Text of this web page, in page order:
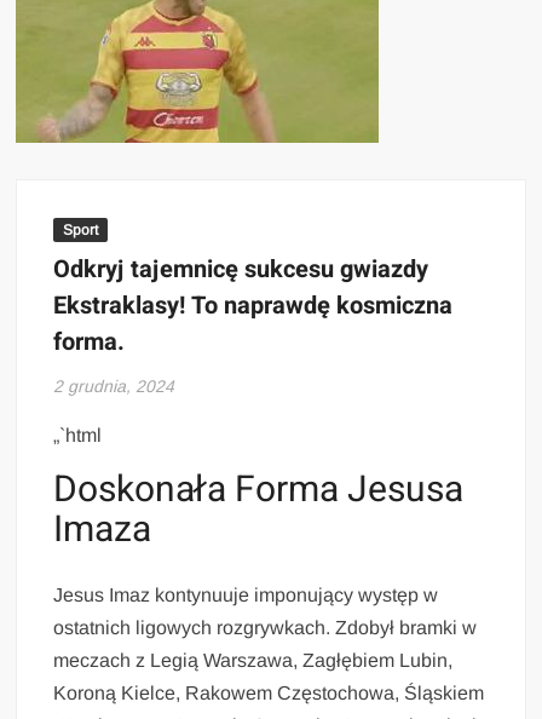
Sport
Odkryj tajemnicę sukcesu gwiazdy
Ekstraklasy! To naprawdę kosmiczna
forma.
2 grudnia, 2024
„`html
Doskonała Forma Jesusa
Imaza
Jesus Imaz kontynuuje imponujący występ w
ostatnich ligowych rozgrywkach. Zdobył bramki w
meczach z Legią Warszawa, Zagłębiem Lubin,
Koroną Kielce, Rakowem Częstochowa, Śląskiem